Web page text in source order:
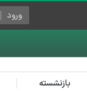
ورود
بازنشسته